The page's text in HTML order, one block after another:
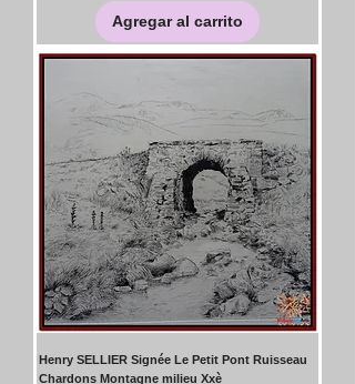
Agregar al carrito
Henry SELLIER Signée Le Petit Pont Ruisseau
Chardons Montagne milieu Xxè